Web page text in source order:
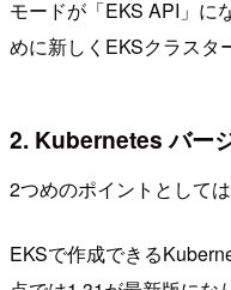
モードが「EKS API」に
めに新しくEKSクラスタ
2. Kubernetes バー
2つめのポイントとして
EKSで作成できる